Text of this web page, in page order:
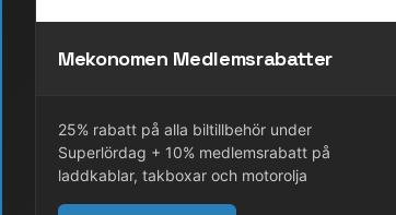
Mekonomen Medlemsrabatter
25% rabatt på alla biltillbehör under
Superlördag + 10% medlemsrabatt på
laddkablar, takboxar och motorolja